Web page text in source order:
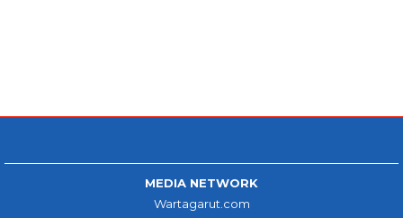
MEDIA NETWORK
Wartagarut.com